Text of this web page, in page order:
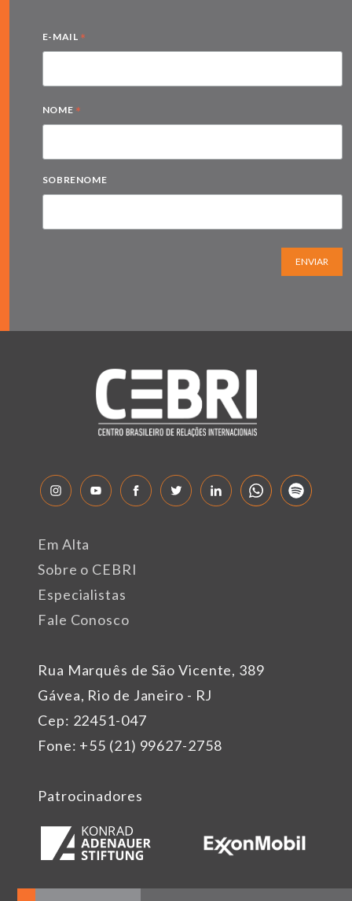
E-MAIL *
NOME *
SOBRENOME
ENVIAR
Rua Marquês de São Vicente, 389
Gávea, Rio de Janeiro - RJ
Cep: 22451-047
Fone: +55 (21) 99627-2758
Em Alta
Sobre o CEBRI
Especialistas
Fale Conosco
Patrocinadores